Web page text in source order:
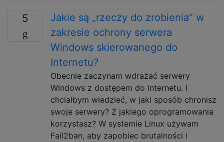
5
Jakie są „rzeczy do zrobienia” w
zakresie ochrony serwera
Windows skierowanego do
Internetu?
Obecnie zaczynam wdrażać serwery
Windows z dostępem do Internetu. I
chciałbym wiedzieć, w jaki sposób chronisz
swoje serwery? Z jakiego oprogramowania
korzystasz? W systemie Linux używam
Fail2ban, aby zapobiec brutalności i